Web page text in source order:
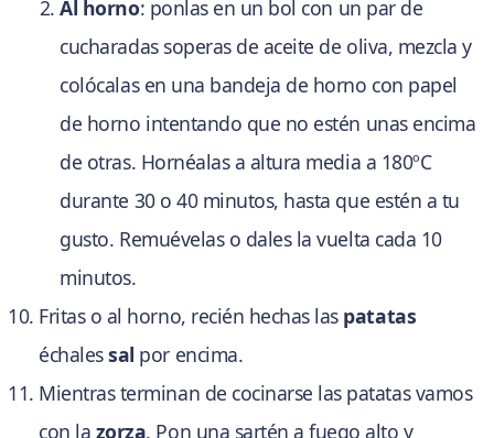
Al horno: ponlas en un bol con un par de
cucharadas soperas de aceite de oliva, mezcla y
colócalas en una bandeja de horno con papel
de horno intentando que no estén unas encima
de otras. Hornéalas a altura media a 180ºC
durante 30 o 40 minutos, hasta que estén a tu
gusto. Remuévelas o dales la vuelta cada 10
minutos.
Fritas o al horno, recién hechas las patatas
échalessal por encima.
Mientras terminan de cocinarse las patatas vamos
con la zorza. Pon una sartén a fuego alto y